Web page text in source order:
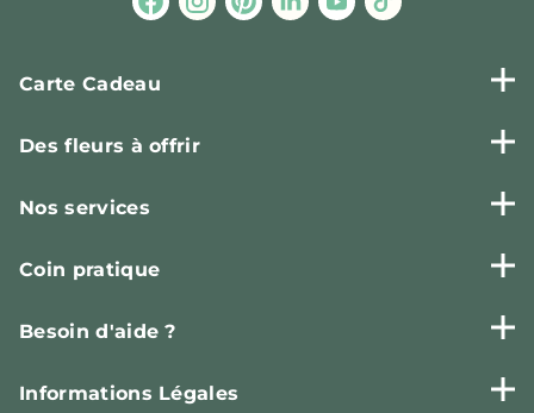
Carte Cadeau
Des fleurs à offrir
Nos services
Coin pratique
Besoin d'aide ?
Informations Légales